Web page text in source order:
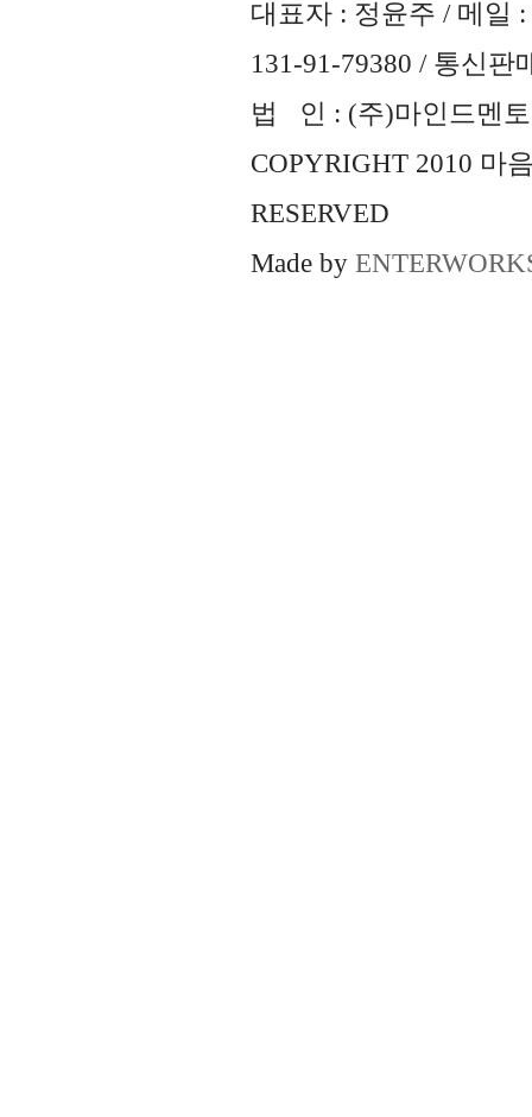
대표자 : 정윤주 / 메일 :
131-91-79380 / 통신판
법 인 : (주)마인드멘토
COPYRIGHT 2010 마
RESERVED
Made by